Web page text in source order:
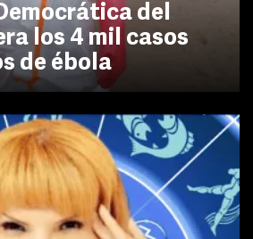
del
los 4 mil casos
de ébola